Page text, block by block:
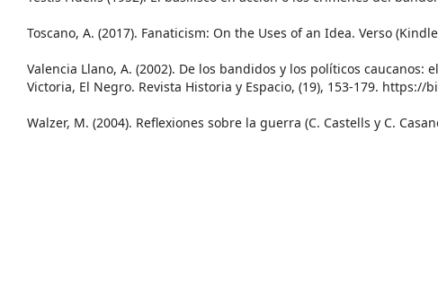
Toscano, A. (2017). Fanaticism: On the Uses of an Idea. Verso
Valencia Llano, A. (2002). De los bandidos y los políticos caucanos:
Victoria, El Negro. Revista Historia y Espacio, (19), 153-179. https://
Walzer, M. (2004). Reflexiones sobre la guerra (C. Castells y C.